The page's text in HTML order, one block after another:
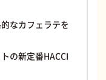
なカフェラテを
の新定番HACCI